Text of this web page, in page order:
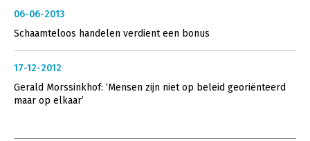
06-06-2013
Schaamteloos handelen verdient een bonus
17-12-2012
Gerald Morssinkhof: ‘Mensen zijn niet op beleid georiënteerd
maar op elkaar’